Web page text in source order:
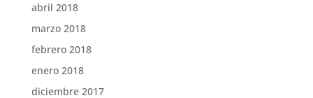
abril 2018
marzo 2018
febrero 2018
enero 2018
diciembre 2017